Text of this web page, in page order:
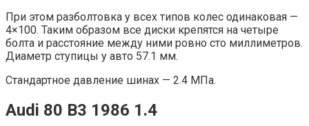
При этом разболтовка у всех типов колес одинаковая —
4×100. Таким образом все диски крепятся на четыре
болта и расстояние между ними ровно сто миллиметров.
Диаметр ступицы у авто 57.1 мм.
Стандартное давление шинах — 2.4 МПа.
Audi 80 B3 1986 1.4